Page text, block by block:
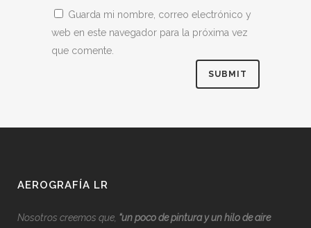
Guarda mi nombre, correo electrónico y
web en este navegador para la próxima vez
que comente.
AEROGRAFÍA LR
Nosotros creemos que, “un poco de pintura y un hilo de aire